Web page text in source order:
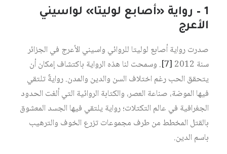
1 – رواية «أصابع لوليتا» لواسيني
الأعرج
صدرت رواية أصابع لوليتا للروائي واسيني الأعرج في الجزائر
سنة 2012
[7]
. وسمحت لنا هذه الرواية باكتشاف إمكان أن
يتحقق الحب رغم اختلاف السن والدين والمدن. روايةٌ تلتقي
فيها الموضة، صناعة العصر، والكتابة الروائية التي ألغت الحدود
الجغرافية في عالم التكتلات؛ رواية يلتقي فيها الجسد المعشوق
بالقتل المخطط من طرف مجموعات تزرع الخوف والترهيب
باسم الدين.